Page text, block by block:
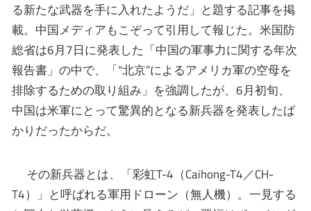
る新たな武器を手に入れたようだ」と題する記事を掲
載。中国メディアもこぞって引用して報じた。米国防
総省は6月7日に発表した「中国の軍事力に関する年次
報告書」の中で、「“北京”によるアメリカ軍の空母を
排除するための取り組み」を強調したが、6月初旬、
中国は米軍にとって驚異的となる新兵器を発表したば
かりだったからだ。
その新兵器とは、「彩虹T-4（Caihong-T4／CH-
T4）」と呼ばれる軍用ドローン（無人機）。一見する